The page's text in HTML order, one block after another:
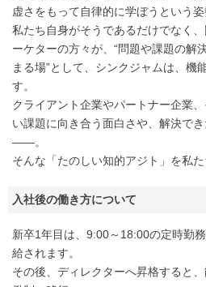
虚さをもって自律的に学ぼうという姿
私たち自身がそうであるだけでなく
ーケターの方々が、“問題や課題の解
まる場”として、シンクジャムは、機
す。
クライアント企業やパートナー企業
い課題に向き合う面白さや、解決で
――。
そんな「たのしい知的アジト」を私た
入社後の働き方について
新卒1年目は、9:00～18:00の定時勤
給されます。
その後、ディレクターへ昇格すると